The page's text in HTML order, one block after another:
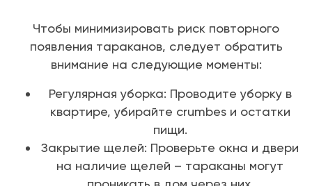
Чтобы минимизировать риск повторного
появления тараканов, следует обратить
внимание на следующие моменты:
Регулярная уборка: Проводите уборку в
квартире, убирайте crumbes и остатки
пищи.
Закрытие щелей: Проверьте окна и двери
на наличие щелей – тараканы могут